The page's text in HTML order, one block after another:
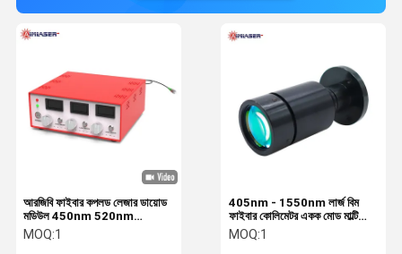
405nm - 1550nm লার্জ বিম
ফাইবার কোলিমেটর একক মোড মাল্টিমোড
ফাইবার কোলিমেটর
MOQ:1
আরজিবি ফাইবার কপলড লেজার ডায়োড
মডিউল 450nm 520nm
638nm 20mW পাওয়ার টিটিএল
অ্যানালগ মডুলেশন এবং কম্পিউটার
MOQ:1